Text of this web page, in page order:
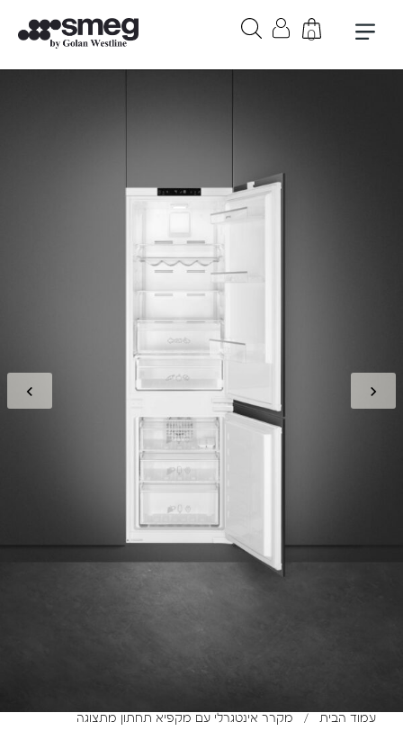
0
עמוד הבית / מקרר אינטגרלי עם מקפיא תחתון מתצוגה
בקבוק אורבן 1 ליטר בצבע לבן